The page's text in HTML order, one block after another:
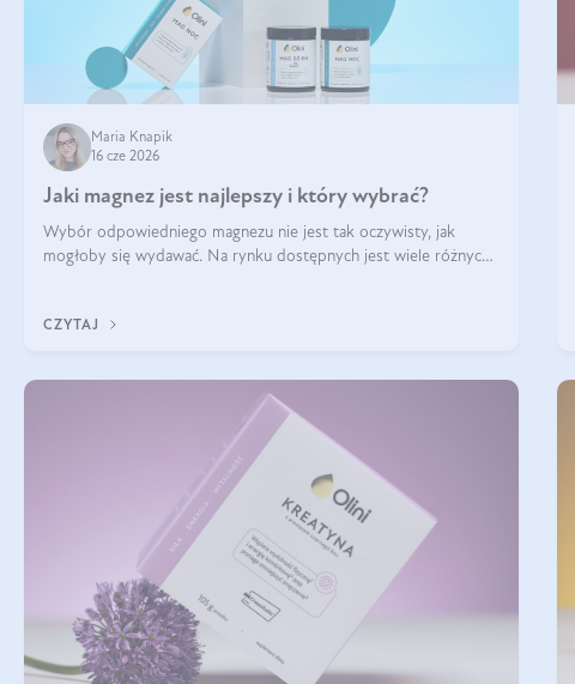
Maria Knapik
16 cze 2026
Jaki magnez jest najlepszy i który wybrać?
Wybór odpowiedniego magnezu nie jest tak oczywisty, jak
mogłoby się wydawać. Na rynku dostępnych jest wiele różnych
CZYTAJ